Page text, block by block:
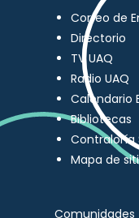
Correo de
Directorio
TV UAQ
Radio UAQ
Calendario
Bibliotecas
Contraloría
Mapa de
Comunidades